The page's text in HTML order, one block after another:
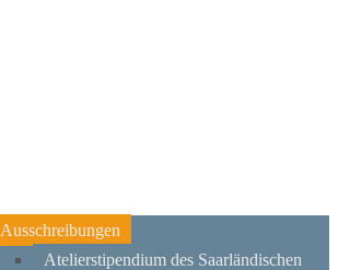
Ausschreibungen
Atelierstipendium des Saarländischen